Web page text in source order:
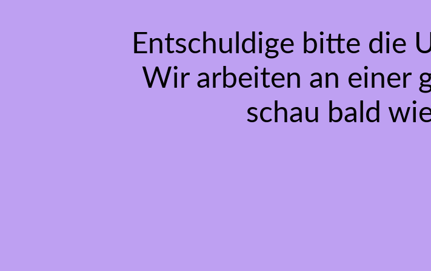
Entschuldige bitte die
Wir arbeiten an einer
schau bald